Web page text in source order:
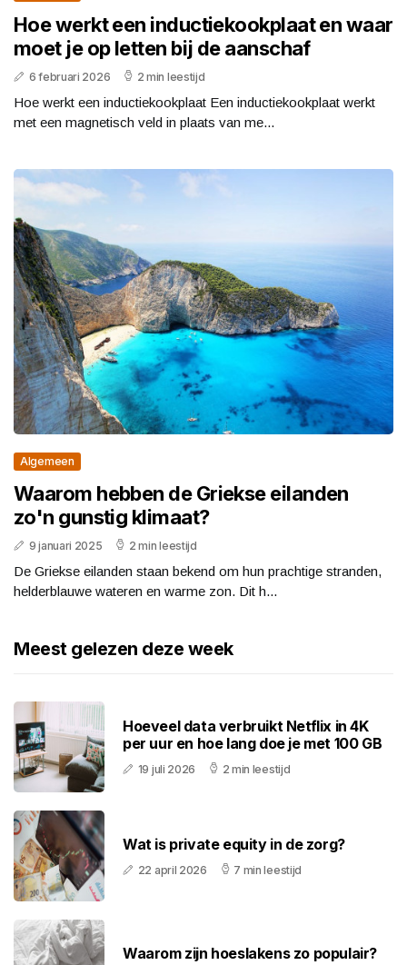
Hoe werkt een inductiekookplaat en waar
moet je op letten bij de aanschaf
6 februari 2026 2 min leestijd
Hoe werkt een inductiekookplaat Een inductiekookplaat werkt
met een magnetisch veld in plaats van me...
Algemeen
Waarom hebben de Griekse eilanden
zo'n gunstig klimaat?
9 januari 2025 2 min leestijd
De Griekse eilanden staan bekend om hun prachtige stranden,
helderblauwe wateren en warme zon. Dit h...
Meest gelezen deze week
Hoeveel data verbruikt Netflix in 4K
per uur en hoe lang doe je met 100 GB
19 juli 2026 2 min leestijd
Wat is private equity in de zorg?
22 april 2026 7 min leestijd
Waarom zijn hoeslakens zo populair?